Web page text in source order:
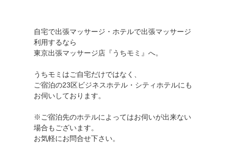
自宅で出張マッサージ・ホテルで出張マッサージ
利用するなら
東京出張マッサージ店『うちモミ』へ。
うちモミはご自宅だけではなく、
ご宿泊の23区ビジネスホテル・シティホテルにも
お伺いしております。
※ご宿泊先のホテルによってはお伺いが出来ない
場合もございます。
お気軽にお問合せ下さい。